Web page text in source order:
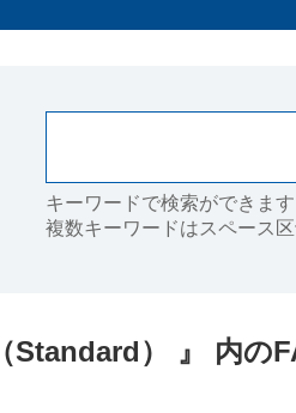
方 事業
配電設備 電源
テム
保守
研修情報
株式
社会
報 キャ
ついて 当ウ
キーワードで検索ができます
複数キーワードはスペース
Standard） 』 内の